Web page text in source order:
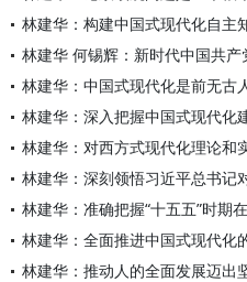
林建华：构建中国式现代化自主
林建华 何锡辉：新时代中国共产
林建华：中国式现代化是前无古
林建华：深入把握中国式现代化
林建华：深刻领悟习近平总书记
林建华：全面推进中国式现代化
林建华：推动人的全面发展迈出